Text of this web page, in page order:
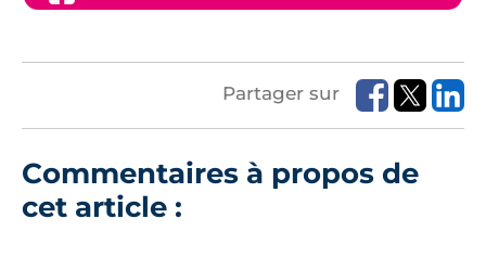
Partager sur
Commentaires à propos de
cet article :